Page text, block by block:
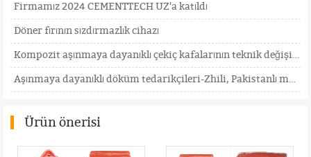
Firmamız 2024 CEMENTTECH UZ'a katıldı
Döner fırının sızdırmazlık cihazı
Kompozit aşınmaya dayanıklı çekiç kafalarının teknik değişimi
Aşınmaya dayanıklı döküm tedarikçileri-Zhili, Pakistanlı müşterilerin incelemesini ve ziyaretini mem
Ürün önerisi